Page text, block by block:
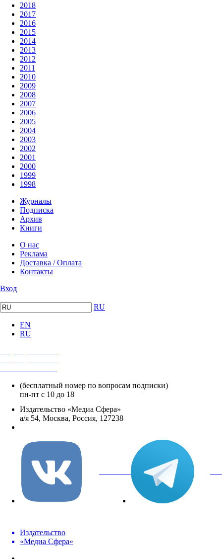
2018
2017
2016
2015
2014
2013
2012
2011
2010
2009
2008
2007
2006
2005
2004
2003
2002
2001
2000
1999
1998
Журналы
Подписка
Архив
Книги
О нас
Реклама
Доставка / Оплата
Контакты
Вход
RU
EN
RU
(бесплатный номер по вопросам подписки)
пн-пт с 10 до 18
Издательство «Медиа Сфера»
а/я 54, Москва, Россия, 127238
вКонтакте
Издательство
«Медиа Сфера»